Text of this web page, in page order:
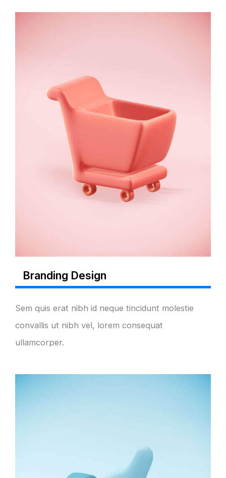
Branding Design
Sem quis erat nibh id neque tincidunt molestie
convallis ut nibh vel, lorem consequat
ullamcorper.